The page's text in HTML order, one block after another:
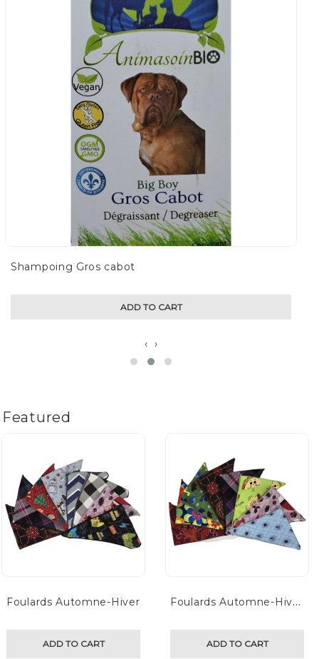
PARTICULIER
Shampoing Gros cabot
ADD TO CART
‹ ›
Featured
Foulards Automne-Hiver
ADD TO CART
F
oulards Automne-Hiver (flanelle)
ADD TO CART